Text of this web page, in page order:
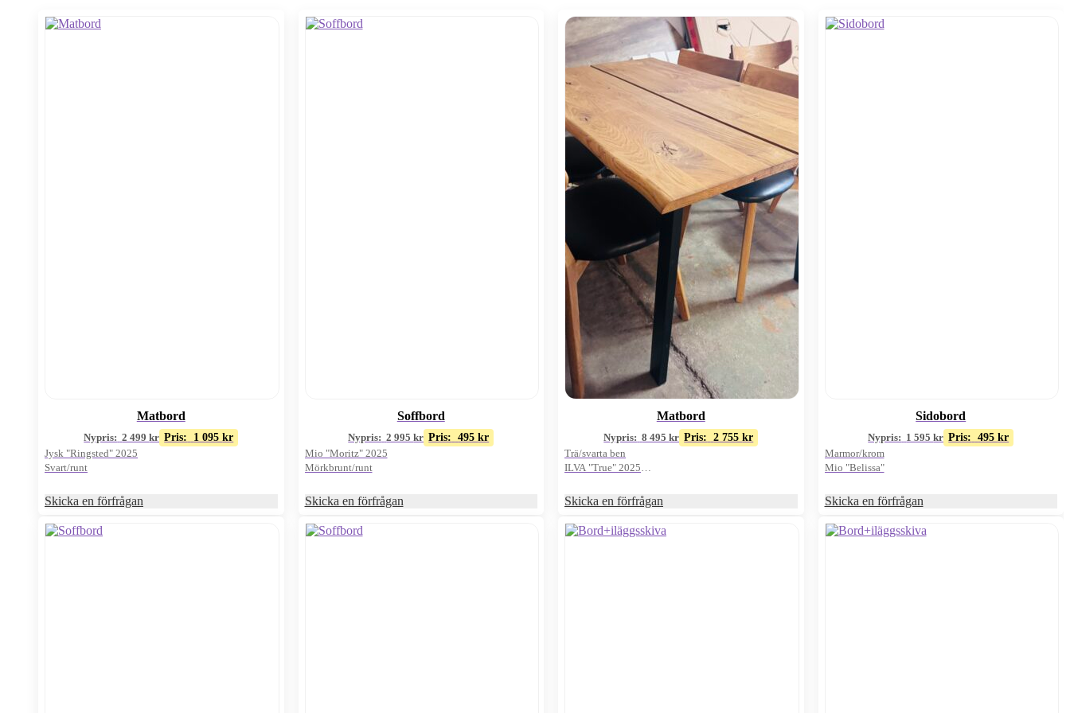
Matbord
Nypris: 2 499kr Pris: 1 095kr
Jysk "Ringsted" 2025
Svart/runt
Skicka en förfrågan
Soffbord
Nypris: 2 995kr Pris: 495kr
Mio "Moritz" 2025
Mörkbrunt/runt
Skicka en förfrågan
Matbord
Nypris: 8 495kr Pris: 2 755kr
Trä/svarta ben
ILVA "True" 2025
Skicka en förfrågan
Sidobord
Nypris: 1 595kr Pris: 495kr
Marmor/krom
Mio "Belissa"
Skicka en förfrågan